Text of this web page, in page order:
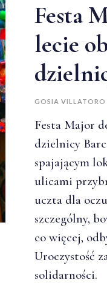
Festa
lecie
GOSIA VILLATORO
Festa Major
dzielnicy
spajającym
ulicami
uczta dla
szczególny,
co więcej,
Uroczystość
solidarności.